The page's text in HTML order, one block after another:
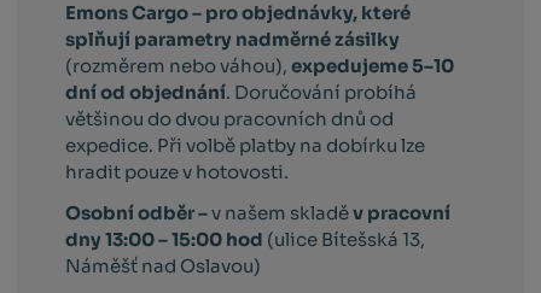
Emons Cargo – pro objednávky, které
splňují parametry nadměrné zásilky
(rozměrem nebo váhou),expedujeme 5–10
dní od objednání. Doručování probíhá
většinou do dvou pracovních dnů od
expedice. Při volbě platby na dobírku lze
hradit pouze v hotovosti.
Osobní odběr –v našem skladěv pracovní
dny 13:00 – 15:00 hod (ulice Bítešská 13,
Náměšť nad Oslavou)